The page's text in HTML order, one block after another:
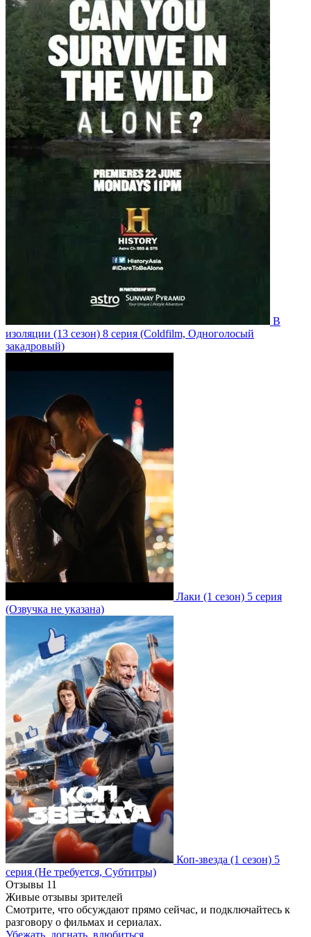
В
изоляции (13 сезон) 8 серия (Coldfilm, Одноголосый
закадровый)
Лаки (1 сезон) 5 серия
(Озвучка не указана)
Коп-звезда (1 сезон) 5
серия (Не требуется, Субтитры)
Отзывы 11
Живые отзывы зрителей
Смотрите, что обсуждают прямо сейчас, и подключайтесь к
разговору о фильмах и сериалах.